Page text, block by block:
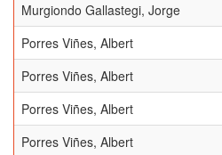
Murgiondo Gallastegi, Jorge
Porres Viñes, Albert
Porres Viñes, Albert
Porres Viñes, Albert
Porres Viñes, Albert